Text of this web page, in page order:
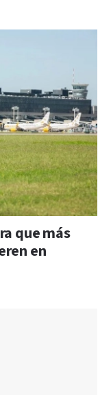
que más
en